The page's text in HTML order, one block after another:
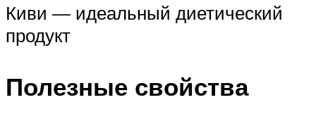
Киви — идеальный диетический
продукт
Полезные свойства